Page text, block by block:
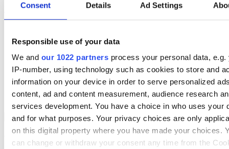
Consent Details Ad Settings
Responsible use of your data
We and our 1022 partners process your personal data, e.g.
IP-number, using technology such as cookies to store and
information on your device in order to serve personalized
content, ad and content measurement, audience research
services development. You have a choice in who uses your
and for what purposes. Your privacy choices are only
on this digital property where you have made your choices.
can change or withdraw your consent any time from the
Lees meer
Hoogwerkers & Liften
AV & Verlichting
Broadcast & Productie
Bouw & Machines
Olie & Gas
Party & Events
Machines & Gereedschap
Back to Branches
Field Service Overzicht
Stroomlijn je processen, neem betere beslissingen en geef je team
een boost met een alles-in-één field service platform.